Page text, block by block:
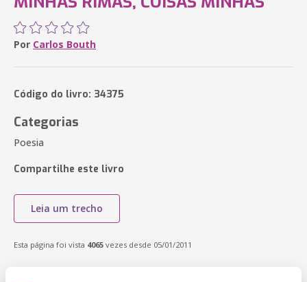
Por Carlos Bouth
Código do livro: 34375
Categorias
Poesia
Compartilhe este livro
Leia um trecho
Esta página foi vista 4065 vezes desde 05/01/2011